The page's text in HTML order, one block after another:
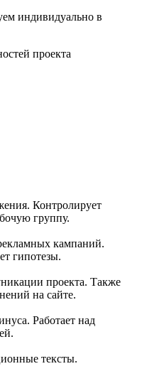
индивидуально в
проекта
Контролирует
группу.
кампаний.
гипотезы.
проекта. Также
на сайте.
Работает над
тексты.